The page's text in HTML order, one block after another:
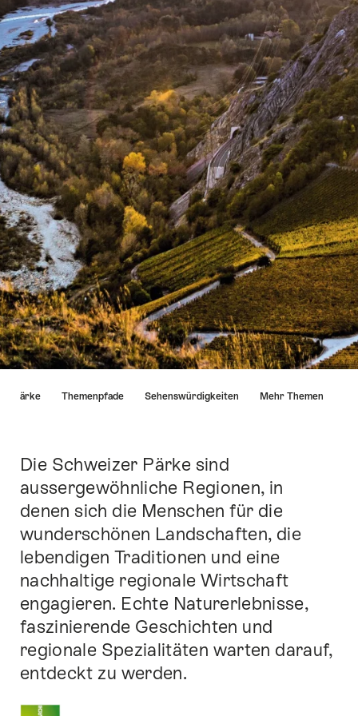
direkt
zu
Ankerpunkten
auf
dieser
führen.
Pärke Themenpfade Sehenswürdigkeiten Mehr Themen
Einleitung
Die Schweizer Pärke sind
aussergewöhnliche Regionen, in
denen sich die Menschen für die
wunderschönen Landschaften, die
lebendigen Traditionen und eine
nachhaltige regionale Wirtschaft
engagieren. Echte Naturerlebnisse,
faszinierende Geschichten und
regionale Spezialitäten warten darauf,
entdeckt zu werden.